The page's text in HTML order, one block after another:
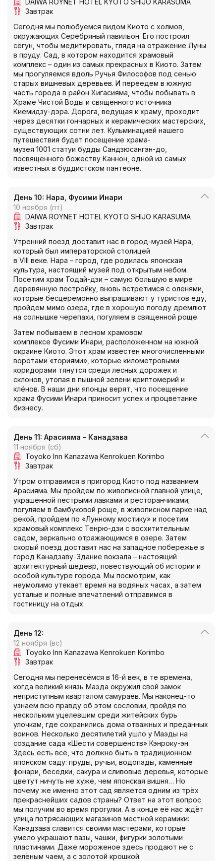
Завтрак
Сегодня мы полюбуемся видом Киото с холмов,
окружающих Серебряный павильон. Его построил
сёгун, чтобы медитировать, глядя на отражение Луны
в пруду. Сад, в котором находится храмовый
комплекс – один из самых прекрасных в Киото. Затем
мы прогуляемся вдоль Ручья Философов под сенью
старых вишневых деревьев. И переедем в южную
часть города в район Хигасияма, чтобы побывать в
Храме Чистой Воды и священного источника
Киёмидзу-дэра. Дорога, ведущая к храму, проходит
через десятки гончарных и керамических мастерских,
существующих сотни лет. Кульминацией нашего
путешествия будет посещение храма-
музея 1001 статуи будды Сандзюсангэн-до,
посвященного божеству Каннон, одной из самых
известных в буддистском пантеоне.
День 10: Нара, Фусими Инари
10 ноября (пт)
DAIWA ROYNET HOTEL KYOTO SHIJO KARASUMA
Завтрак
Утренний поезд доставит нас в город-музей Нара,
который был императорской столицей
в VIII веке. Нара – город, где родилась японская
культура, настоящий музей под открытым небом.
Посетим храм Тодай-дзи – самую большую в мире
деревянную постройку, вновь встретимся с оленями,
которые бесцеремонно выпрашивают у туристов еду,
пройдем мимо озера, где в хорошую погоду дремлют
на солнышке черепахи, погуляем в священной роще.
Затем побываем в лесном храмовом
комплексе Фусими Инари, расположенном на южной
окраине Киото. Этот храм известен многочисленными
воротами «ториями», которые километровыми
коридорами тянутся среди лесных дорожек и
склонов, утопая в пышной зелени криптомерий и
клёнов. В наши дни японцы верят, что посещение
храма Фусими Инари приносит успех и процветание
бизнесу.
День 11: Арасияма – Канадзава
11 ноября (сб)
Toyoko Inn Kanazawa Kenrokuen Korimbo
Завтрак
Утром отправимся в пригород Киото под названием
Арасияма. Мы пройдем по живописной главной улице,
украшенной пестрыми лавками и ресторанчиками;
погуляем в бамбуковой роще, в живописном парке над
рекой, пройдем по «Лунному мостику» и посетим
храмовый комплекс Тенрю-дзи с восхитительным
садом, зеркально отражающимся в озере. Затем
скорый поезд доставит нас на западное побережье в
город Канадзаву. Здание вокзала – настоящий
архитектурный шедевр, повествующий об истории и
особой культуре города. Мы посмотрим, как
неумолимо утекает время на водяных часах, а затем
усталые и полные впечатлений отправимся в
гостиницу на отдых.
День 12:
12 ноября (вс)
Toyoko Inn Kanazawa Kenrokuen Korimbo
Завтрак
Сегодня мы перенесёмся в 16-й век, в те времена,
когда великий князь Маэда окружил свой замок
неприступным кварталом самураев. Мы наконец-то
узнаем всю правду об этом сословии, пройдя по
нескольким уцелевшим среди житейских бурь
улочкам, где сохранились дома отважных и преданных
воинов. Несколько десятилетий ушло у Маэды на
создание сада «Шести совершенств» Кэнроку-эн.
Здесь есть всё, что должно быть в традиционном
японском саду: пруды, ручьи, водопады, каменные
фонари, беседки, сакура и сливовые деревья, которые
цветут ничуть не хуже, чем японская вишня… Но
почему же именно этот сад является одним из трёх
прекраснейших садов страны? Ответ на этот вопрос
мы получим во время прогулки. А в конце её нас ждёт
улица потрясающих магазинов местной керамики:
Канадзава славится своими мастерами, которые
умело украшают вазы, чашки, фигурки золотыми
пластинами. Даже мороженое здесь продают не с
зелёным чаем, а с золотой крошкой.